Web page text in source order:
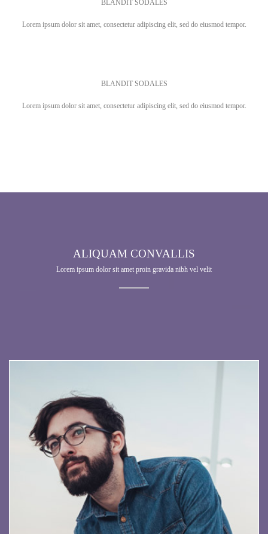
BLANDIT SODALES
Lorem ipsum dolor sit amet, consectetur adipiscing elit, sed do eiusmod tempor.
BLANDIT SODALES
Lorem ipsum dolor sit amet, consectetur adipiscing elit, sed do eiusmod tempor.
ALIQUAM CONVALLIS
Lorem ipsum dolor sit amet proin gravida nibh vel velit